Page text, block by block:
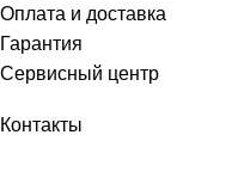
Оплата и доставка
Гарантия
Сервисный центр
Контакты